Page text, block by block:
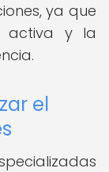
ya que
activa y la
el